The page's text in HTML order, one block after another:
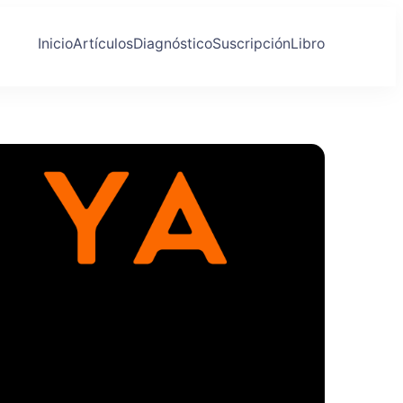
InicioArtículosDiagnósticoSuscripciónLibro